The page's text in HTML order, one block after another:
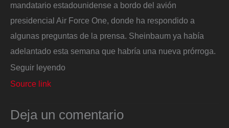
mandatario estadounidense a bordo del avión
presidencial Air Force One, donde ha respondido a
algunas preguntas de la prensa. Sheinbaum ya había
adelantado esta semana que habría una nueva prórroga.
Seguir leyendo
Source link
Deja un comentario